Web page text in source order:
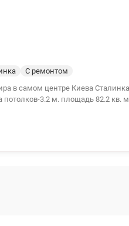
С ремонтом
центре Киева Сталинка,
потолков-3.2 м. площадь 82.2 кв. м